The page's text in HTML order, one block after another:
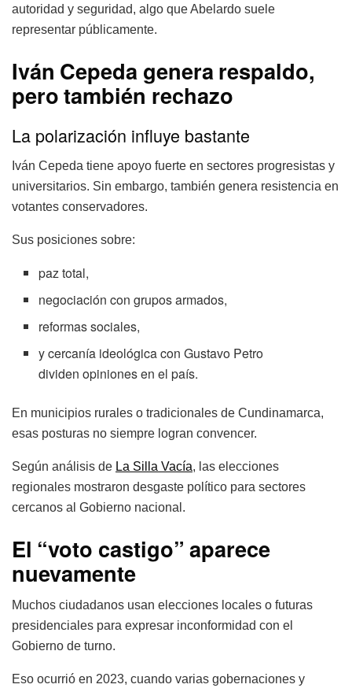
autoridad y seguridad, algo que Abelardo suele
representar públicamente.
Iván Cepeda genera respaldo,
pero también rechazo
La polarización influye bastante
Iván Cepeda tiene apoyo fuerte en sectores progresistas y
universitarios. Sin embargo, también genera resistencia en
votantes conservadores.
Sus posiciones sobre:
paz total,
negociación con grupos armados,
reformas sociales,
y cercanía ideológica con Gustavo Petro
dividen opiniones en el país.
En municipios rurales o tradicionales de Cundinamarca,
esas posturas no siempre logran convencer.
Según análisis de La Silla Vacía, las elecciones
regionales mostraron desgaste político para sectores
cercanos al Gobierno nacional.
El “voto castigo” aparece
nuevamente
Muchos ciudadanos usan elecciones locales o futuras
presidenciales para expresar inconformidad con el
Gobierno de turno.
Eso ocurrió en 2023, cuando varias gobernaciones y